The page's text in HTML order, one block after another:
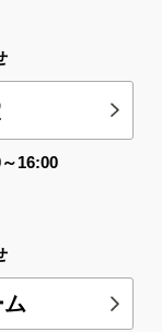
16:00